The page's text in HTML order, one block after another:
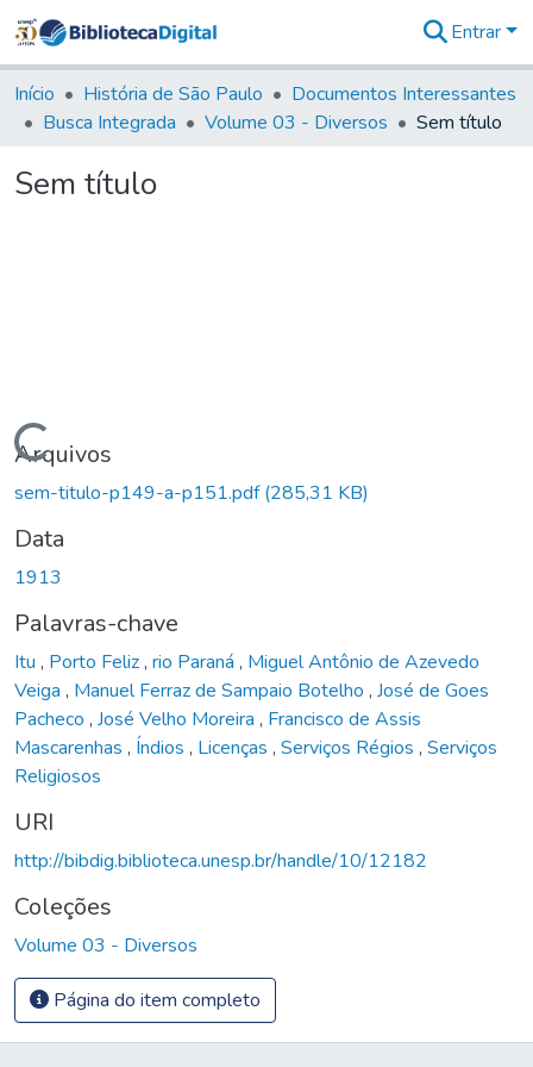
&
Coleções
Tudo na
Entrar
Início História de São Paulo
Documentos Interessantes
Busca Integrada
Volume 03 - Diversos Sem título
Sem título
Carregando...
Arquivos
sem-titulo-p149-a-p151.pdf(285,31 KB)
Data
1913
Palavras-chave
Itu , Porto Feliz, rio Paraná , Miguel Antônio de Azevedo
Veiga , Manuel Ferraz de Sampaio Botelho , José de Goes
Pacheco , José Velho Moreira , Francisco de Assis
Mascarenhas , Índios , Licenças , Serviços Régios , Serviços
Religiosos
URI
http://bibdig.biblioteca.unesp.br/handle/10/12182
Coleções
Volume 03 - Diversos
Página do item completo